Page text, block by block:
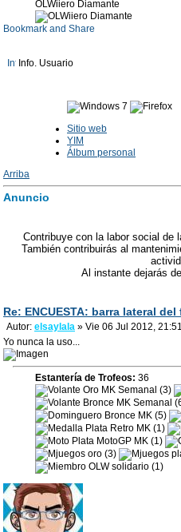
OLWiiero Diamante
Info. Usuario
Sitio web
YIM
Álbum personal
Arriba
Anuncio
Contribuye con la labor social de
También contribuirás al
Al instante dejarás
Re: ENCUESTA: barra lateral del
Autor: elsaylala » Vie 06 Jul 2012, 21:51
Yo nunca la uso...
Estantería de Trofeos: 36